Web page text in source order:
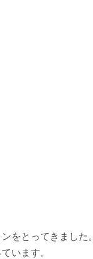
をとってきました。
います。